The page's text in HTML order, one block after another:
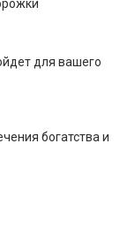
для вашего
богатства и